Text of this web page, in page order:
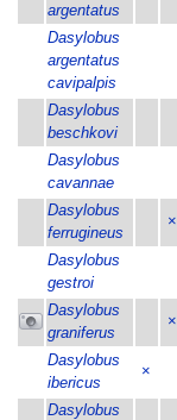
argentatus
Dasylobus
argentatus
cavipalpis
Dasylobus
beschkovi
Dasylobus
cavannae
Dasylobus
ferrugineus
×
Dasylobus
gestroi
Dasylobus
graniferus
×
Dasylobus
ibericus
×
Dasylobus